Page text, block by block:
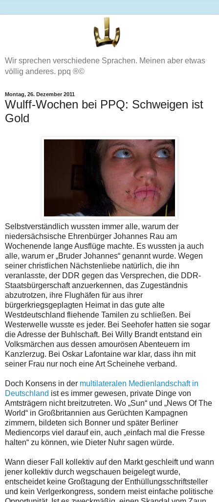
Wir sprechen verschiedene Sprachen. Meinen aber etwas
völlig anderes. ppq ®©
Montag, 26. Dezember 2011
Wulff-Wochen bei PPQ: Schweigen ist
Gold
Selbstverständlich wussten immer alle, warum der
niedersächsische Ehrenbürger Johannes Rau am
Wochenende lange Ausflüge machte. Es wussten ja auch
alle, warum er „Bruder Johannes“ genannt wurde. Wegen
seiner christlichen Nächstenliebe natürlich, die ihn
veranlasste, der DDR gegen das Versprechen, die DDR-
Staatsbürgerschaft anzuerkennen, das Zugeständnis
abzutrotzen, ihre Flughäfen für aus ihrer
bürgerkriegsgeplagten Heimat in das gute alte
Westdeutschland fliehende Tamilen zu schließen. Bei
Westerwelle wusste es jeder. Bei Seehofer hatten sie sogar
die Adresse der Buhlschaft. Bei Willy Brandt entstand ein
Volksmärchen aus dessen amourösen Abenteuern im
Kanzlerzug. Bei Oskar Lafontaine war klar, dass ihn mit
seiner Frau nur noch eine Art Scheinehe verband.
Doch Konsens in der multilateralen Medienlandschaft in
Deutschland ist es immer gewesen, private Dinge von
Amtsträgern nicht breitzutreten. Wo „Sun“ und „News Of The
World“ in Großbritannien aus Gerüchten Kampagnen
zimmern, bildeten sich Bonner und später Berliner
Mediencorps viel darauf ein, auch „einfach mal die Fresse
halten“ zu können, wie Dieter Nuhr sagen würde.
Wann dieser Fall kollektiv auf den Markt geschleift und wann
jener kollektiv durch wegschauen beigelegt wurde,
entscheidet keine Großtagung der Enthüllungsschriftsteller
und kein Verlgerkongress, sondern meist einfache politische